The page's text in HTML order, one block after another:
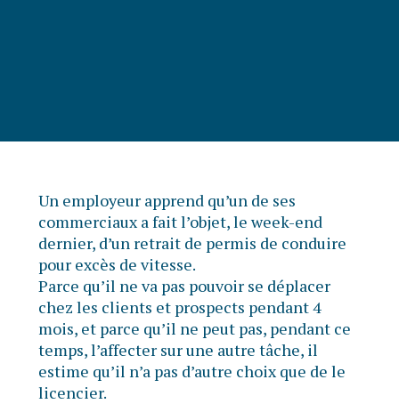
Un employeur apprend qu’un de ses
commerciaux a fait l’objet, le week-end
dernier, d’un retrait de permis de conduire
pour excès de vitesse.
Parce qu’il ne va pas pouvoir se déplacer
chez les clients et prospects pendant 4
mois, et parce qu’il ne peut pas, pendant ce
temps, l’affecter sur une autre tâche, il
estime qu’il n’a pas d’autre choix que de le
licencier.